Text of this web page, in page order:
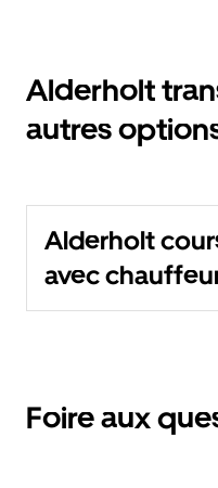
Alderholt
autres
Alderholt
avec
Foire aux